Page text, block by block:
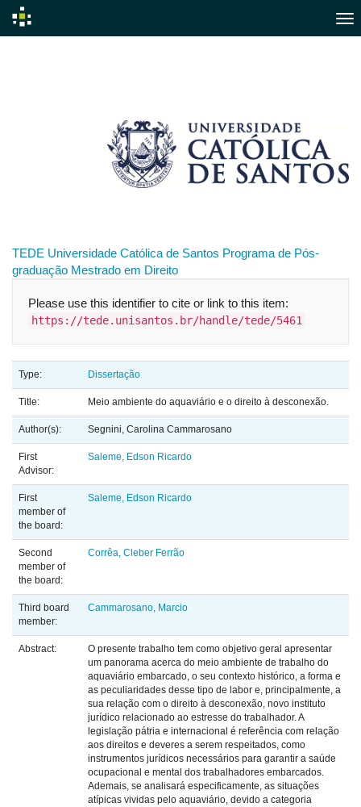
TEDE Universidade Católica de Santos Programa de Pós-
graduação Mestrado em Direito
Please use this identifier to cite or link to this item:
https://tede.unisantos.br/handle/tede/5461
Type: Dissertação
Title: Meio ambiente do aquaviário e o direito à desconexão.
Author(s): Segnini, Carolina Cammarosano
First
Advisor:
Saleme, Edson Ricardo
First
member of
the board:
Saleme, Edson Ricardo
Second
member of
the board:
Corrêa, Cleber Ferrão
Third board
member:
Cammarosano, Marcio
Abstract:
O presente trabalho tem como objetivo geral apresentar
um panorama acerca do meio ambiente de trabalho do
aquaviário embarcado, o seu contexto histórico, a forma e
as peculiaridades desse tipo de labor e, principalmente, a
sua relação com o direito à desconexão, novo instituto
jurídico relacionado ao estresse do trabalhador. A
legislação pátria e internacional é referência com relação
aos direitos e deveres a serem respeitados, como
instrumentos jurídicos necessários para garantir a saúde
ocupacional e mental dos trabalhadores embarcados.
Ademais, se analisará especificamente, as situações
atípicas vividas pelo aquaviário, devido a categoria